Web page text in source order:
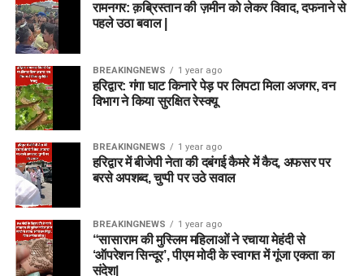
रामनगर: क़ब्रिस्तान की ज़मीन को लेकर विवाद, दफनाने से
पहले उठा बवाल |
BREAKINGNEWS 1 year ago
हरिद्वार: गंगा घाट किनारे पेड़ पर लिपटा मिला अजगर, वन
विभाग ने किया सुरक्षित रेस्क्यू
BREAKINGNEWS 1 year ago
हरिद्वार में बीजेपी नेता की दबंगई कैमरे में कैद, अफसर पर
बरसे अपशब्द, चुप्पी पर उठे सवाल
BREAKINGNEWS 1 year ago
“सासाराम की मुस्लिम महिलाओं ने रचाया मेहंदी से
‘ऑपरेशन सिन्दूर’, पीएम मोदी के स्वागत में गूंजा एकता का
संदेश|